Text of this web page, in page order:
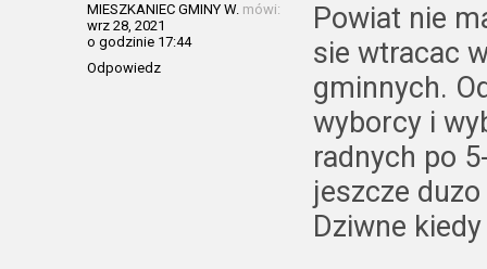
MIESZKANIEC GMINY W. mówi:
wrz 28, 2021
o godzinie 17:44
Odpowiedz
Powiat nie
sie wtracac
gminnych.
wyborcy i
radnych po
jeszcze
Dziwne